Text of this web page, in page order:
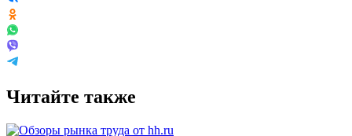
Читайте также